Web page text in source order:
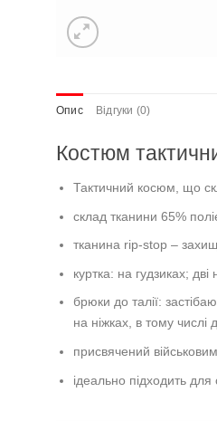
Опис Відгуки (0)
Костюм
Тактичний косюм, що
склад тканини 65%
тканина rip-stop –
куртка: на гудзиках;
брюки до талії:
на ніжках, в тому
присвячений
ідеально підходить для